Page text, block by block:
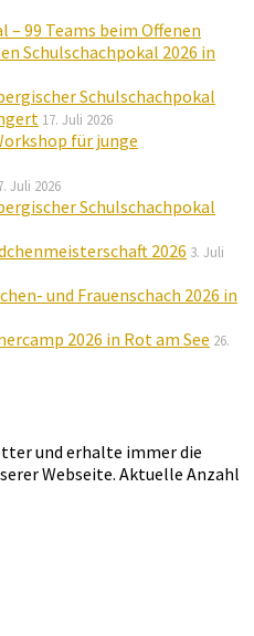
99 Teams beim Offenen
Schulschachpokal 2026 in
Schulschachpokal
17. Juli 2026
für junge
Juli 2026
Schulschachpokal
2026 3. Juli
und Frauenschach 2026 in
2026 in Rot am See 26.
und erhalte immer die
Webseite. Aktuelle Anzahl